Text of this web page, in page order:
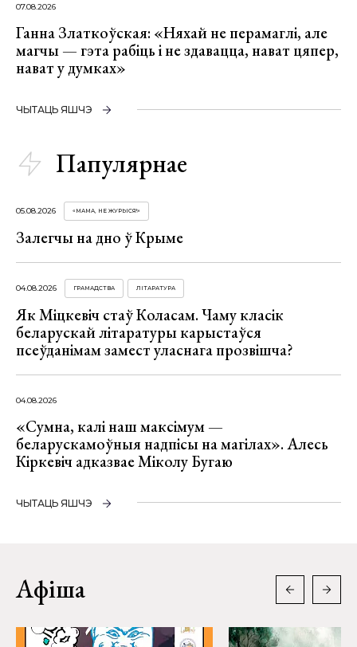
07.08.2026
Ганна Златкоўская: «Няхай не перамаглі, але
магчы — гэта рабіць і не здавацца, нават цяпер,
нават у думках»
ЧЫТАЦЬ ЯШЧЭ
Папулярнае
05.08.2026 «МАМА, НЕ ЖУРЫСЯ!»
Залегчы на дно ў Крыме
04.08.2026 ГРАМАДСТВА ЛІТАРАТУРА
Як Міцкевіч стаў Коласам. Чаму класік
беларускай літаратуры карыстаўся
псеўданімам замест уласнага прозвішча?
04.08.2026
«Сумна, калі наш максімум —
беларускамоўныя надпісы на магілах». Алесь
Кіркевіч адказвае Міколу Бугаю
ЧЫТАЦЬ ЯШЧЭ
Афіша